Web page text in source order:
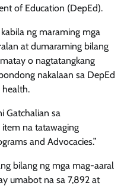
of Education (DepEd).
ng maraming mga
at dumaraming bilang
o nagtatangkang
nakalaan sa DepEd
health.
Gatchalian sa
na tatawaging
and Advocacies.”
bilang ng mga mag-aaral
umabot na sa 7,892 at